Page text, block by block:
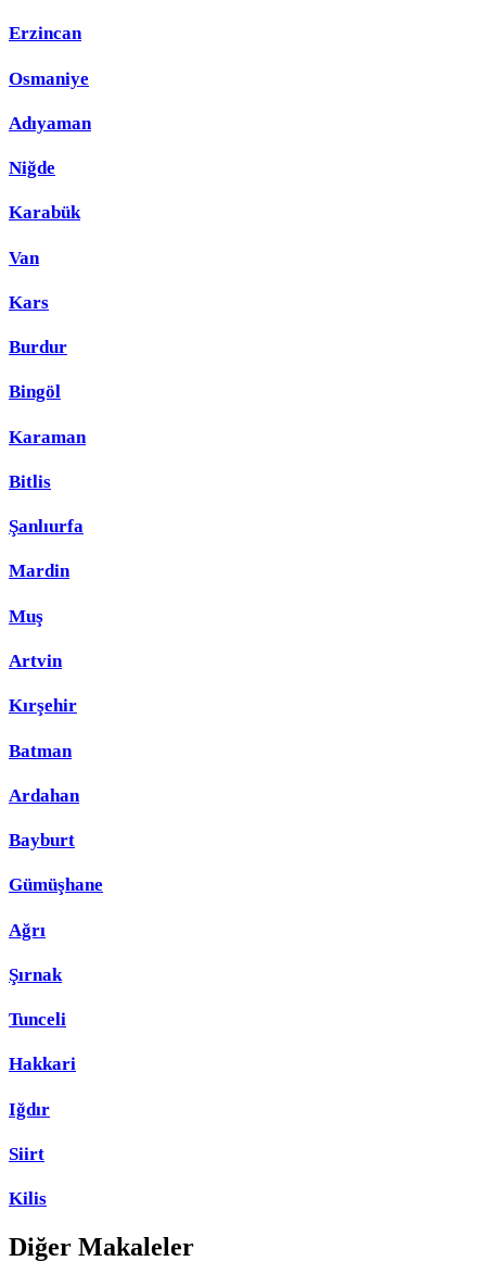
Erzincan
Osmaniye
Adıyaman
Niğde
Karabük
Van
Kars
Burdur
Bingöl
Karaman
Bitlis
Şanlıurfa
Mardin
Muş
Artvin
Kırşehir
Batman
Ardahan
Bayburt
Gümüşhane
Ağrı
Şırnak
Tunceli
Hakkari
Iğdır
Siirt
Kilis
Diğer Makaleler